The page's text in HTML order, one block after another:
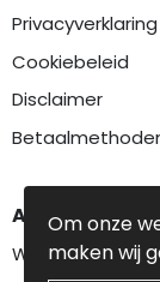
Privacyverklaring
Cookiebeleid
Disclaimer
AANBEVOLEN
Werkkleding
Om onze
maken wij